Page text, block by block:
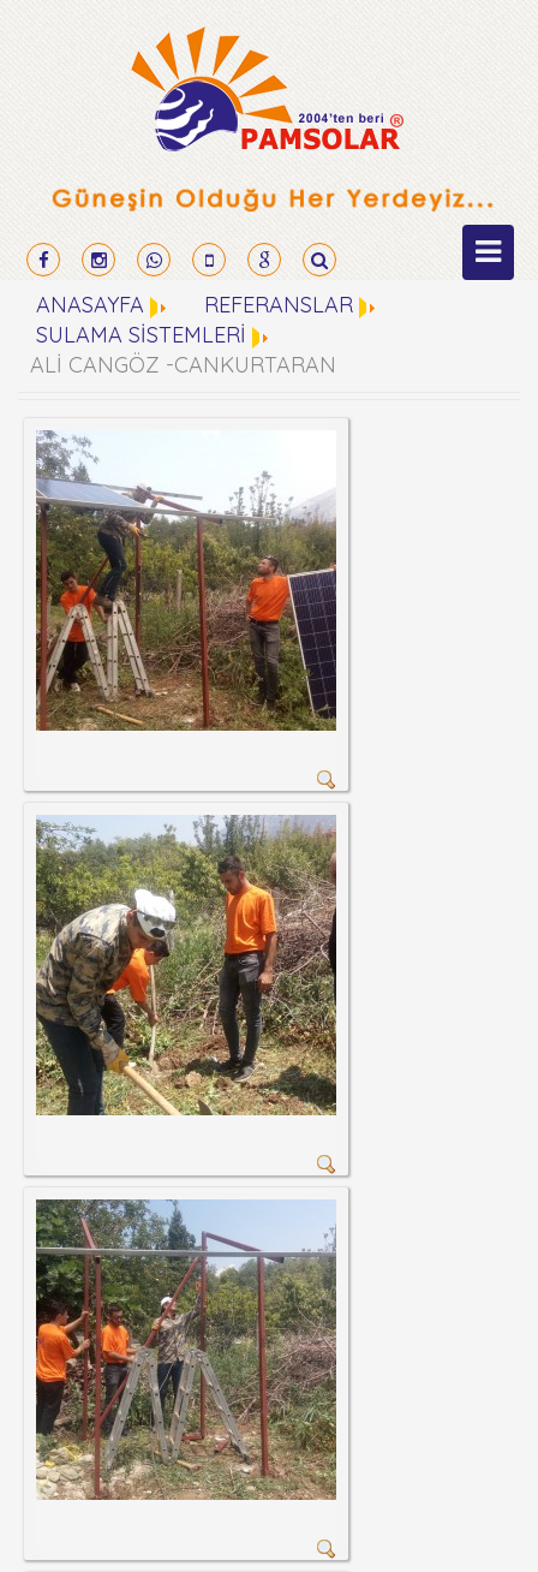
ANASAYFA
REFERANSLAR
SULAMA SİSTEMLERİ
ALİ CANGÖZ -CANKURTARAN